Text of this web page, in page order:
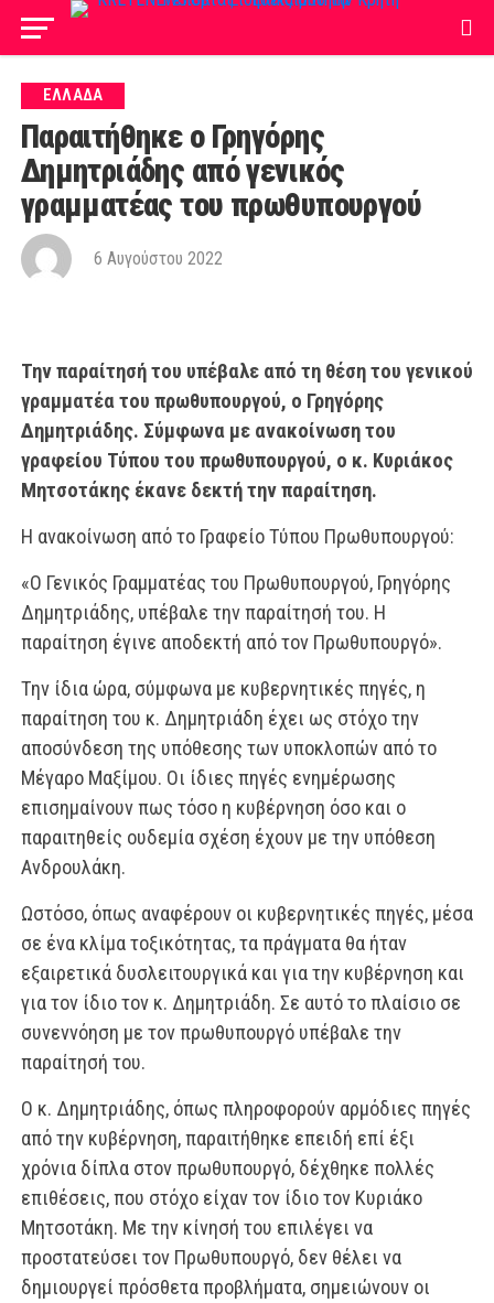
ΕΛΛΑΔΑ
Παραιτήθηκε ο Γρηγόρης
Δημητριάδης από γενικός
γραμματέας του πρωθυπουργού
6 Αυγούστου 2022
Την παραίτησή του υπέβαλε από τη θέση του γενικού
γραμματέα του πρωθυπουργού, ο Γρηγόρης
Δημητριάδης. Σύμφωνα με ανακοίνωση του
γραφείου Τύπου του πρωθυπουργού, ο κ. Κυριάκος
Μητσοτάκης έκανε δεκτή την παραίτηση.
Η ανακοίνωση από το Γραφείο Τύπου Πρωθυπουργού:
«Ο Γενικός Γραμματέας του Πρωθυπουργού, Γρηγόρης
Δημητριάδης, υπέβαλε την παραίτησή του. Η
παραίτηση έγινε αποδεκτή από τον Πρωθυπουργό».
Την ίδια ώρα, σύμφωνα με κυβερνητικές πηγές, η
παραίτηση του κ. Δημητριάδη έχει ως στόχο την
αποσύνδεση της υπόθεσης των υποκλοπών από το
Μέγαρο Μαξίμου. Οι ίδιες πηγές ενημέρωσης
επισημαίνουν πως τόσο η κυβέρνηση όσο και ο
παραιτηθείς ουδεμία σχέση έχουν με την υπόθεση
Ανδρουλάκη.
Ωστόσο, όπως αναφέρουν οι κυβερνητικές πηγές, μέσα
σε ένα κλίμα τοξικότητας, τα πράγματα θα ήταν
εξαιρετικά δυσλειτουργικά και για την κυβέρνηση και
για τον ίδιο τον κ. Δημητριάδη. Σε αυτό το πλαίσιο σε
συνεννόηση με τον πρωθυπουργό υπέβαλε την
παραίτησή του.
Ο κ. Δημητριάδης, όπως πληροφορούν αρμόδιες πηγές
από την κυβέρνηση, παραιτήθηκε επειδή επί έξι
χρόνια δίπλα στον πρωθυπουργό, δέχθηκε πολλές
επιθέσεις, που στόχο είχαν τον ίδιο τον Κυριάκο
Μητσοτάκη. Με την κίνησή του επιλέγει να
προστατεύσει τον Πρωθυπουργό, δεν θέλει να
δημιουργεί πρόσθετα προβλήματα, σημειώνουν οι